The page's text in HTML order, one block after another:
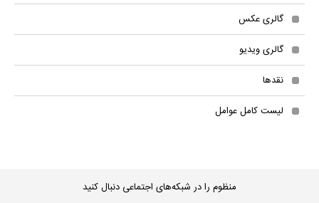
گالری عکس
گالری ویدیو
نقدها
لیست کامل عوامل
منظوم را در شبکه‌های اجتماعی دنبال کنید